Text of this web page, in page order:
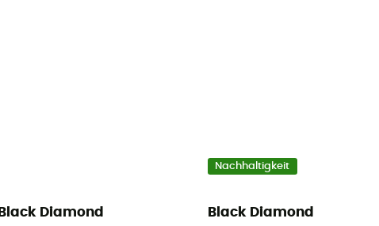
Black Diamond
Nachhaltigkeit
Black Diamond